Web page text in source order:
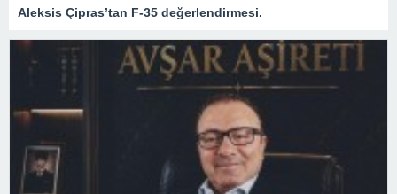
Aleksis Çipras’tan F-35 değerlendirmesi.